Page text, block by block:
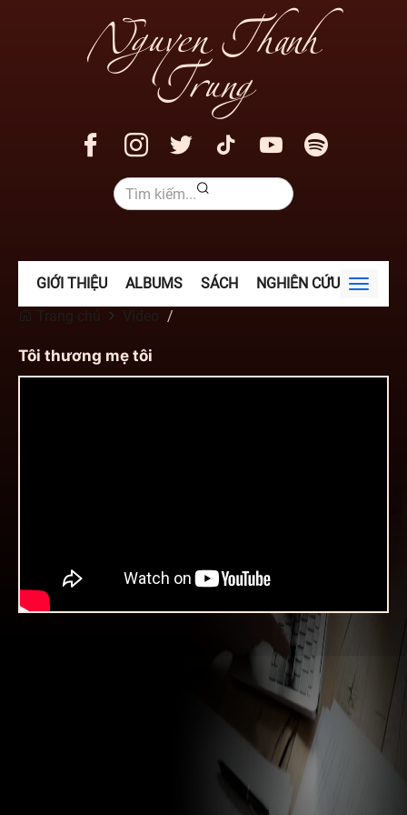
Nguyen Thanh
Trung
Trang chủ Video
Tôi thương mẹ tôi
GIỚI THIỆU ALBUMS SÁCH NGHIÊN CỨU VIDEO
Toggle